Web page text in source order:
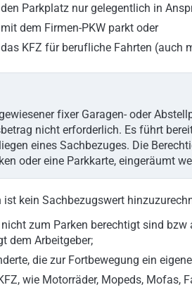
Parkplatz nur gelegentlich in
dem Firmen-PKW parkt oder
KFZ für berufliche Fahrten (auch
fixer Garagen- oder
nicht erforderlich. Es führt
eines Sachbezuges. Die
oder eine Parkkarte, eingeräumt
ist kein Sachbezugswert
zum Parken berechtigt sind
dem Arbeitgeber;
die zur Fortbewegung ein
wie Motorräder, Mopeds, Mofas,